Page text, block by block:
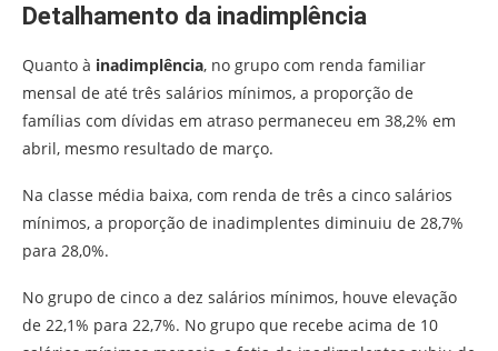
Detalhamento da inadimplência
Quanto à inadimplência, no grupo com renda familiar
mensal de até três salários mínimos, a proporção de
famílias com dívidas em atraso permaneceu em 38,2% em
abril, mesmo resultado de março.
Na classe média baixa, com renda de três a cinco salários
mínimos, a proporção de inadimplentes diminuiu de 28,7%
para 28,0%.
No grupo de cinco a dez salários mínimos, houve elevação
de 22,1% para 22,7%. No grupo que recebe acima de 10